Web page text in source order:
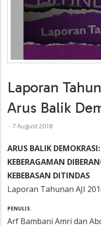
Laporan
Arus Balik
- 7 August 2018
ARUS BALIK DEMOKRASI:
KEBERAGAMAN
KEBEBASAN DITINDAS
Laporan Tahunan AJI
PENULIS:
Arf Bambani Amri dan